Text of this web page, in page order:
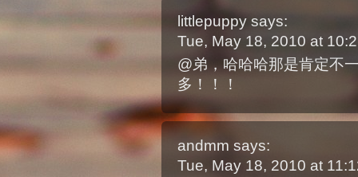
littlepuppy says:
Tue, May 18, 2010 at
@弟，哈哈哈那是肯定不
多！！！
andmm says:
Tue, May 18, 2010 at